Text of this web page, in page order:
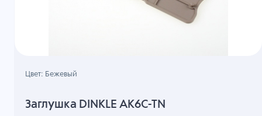
Заглушка DINKLE AK6C-TN
Цвет: Бежевый